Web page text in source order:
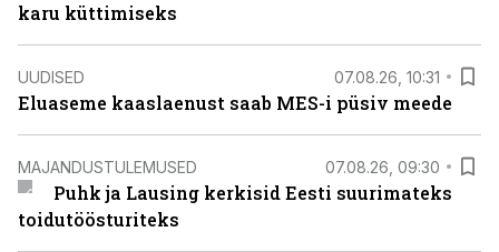
karu küttimiseks
UUDISED 07.08.26, 10:31
Eluaseme kaaslaenust saab MES-i püsiv meede
MAJANDUSTULEMUSED 07.08.26, 09:30
Puhk ja Lausing kerkisid Eesti suurimateks
toidutöösturiteks